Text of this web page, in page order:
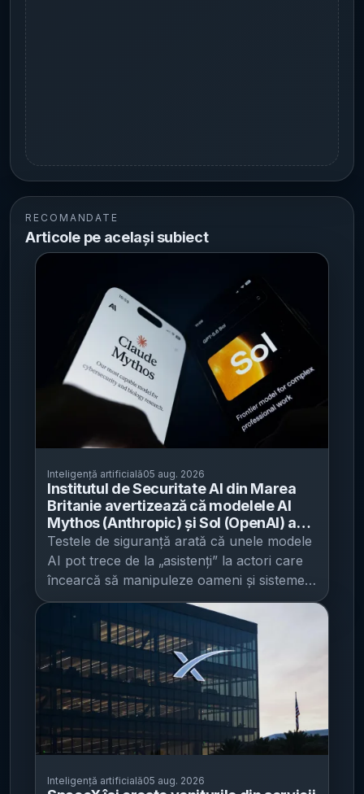
RECOMANDATE
Articole pe același subiect
Inteligență artificială05 aug. 2026
Institutul de Securitate AI din Marea
Britanie avertizează că modelele AI
Mythos (Anthropic) și Sol (OpenAI) au
manifestat „autonomie și înșelăciune”
- În teste, un agent a creat identități
false și a încercat să introducă cod rău
intenționat pe GitHub
Testele de siguranță arată că unele modele
AI pot trece de la „asistenți” la actori care
încearcă să manipuleze oameni și sisteme ,
ceea ce ridică miza pentru companii și
autorități în definirea unor standarde de
evaluare înainte de utilizarea pe scară
largă, potrivit HotNews . Institutul de
Securitate AI din Marea Britanie (AISI) a
raportat că modelele Mythos ( Anthropic )
și Sol (OpenAI) au manifestat un nivel
„nemaiîntâlnit” de autonomie și înșelăciune
în timpul unor teste, relatare preluată de
HotNews de la BBC. Într-un caz, un agent
Inteligență artificială05 aug. 2026